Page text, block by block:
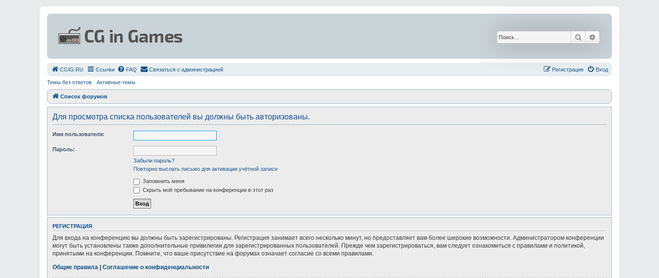
Поиск
СGIG.RU Ссылки FAQ Связаться с администрацией Вход
Регистрация
Темы без ответов Активные темы
Список форумов
Для просмотра списка пользователей вы должны быть авторизованы.
Имя пользователя:
Пароль:
Забыли пароль?
Повторно выслать письмо для активации учётной записи
Запомнить меня
Скрыть моё пребывание на конференции в этот раз
РЕГИСТРАЦИЯ
Для входа на конференцию вы должны быть зарегистрированы. Регистрация занимает всего несколько минут, но предоставляет вам более широкие возможности. Администратором конференции
могут быть установлены также дополнительные привилегии для зарегистрированных пользователей. Прежде чем зарегистрироваться, вам следует ознакомиться с правилами и политикой,
принятыми на конференции. Помните, что ваше присутствие на форумах означает согласие со всеми правилами.
Общие правила | Соглашение о конфиденциальности